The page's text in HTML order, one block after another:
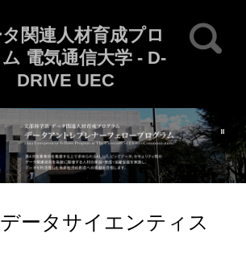
関連人材育成プロ
電気通信大学 - D-
DRIVE UEC
検索:
ータサイエンティス